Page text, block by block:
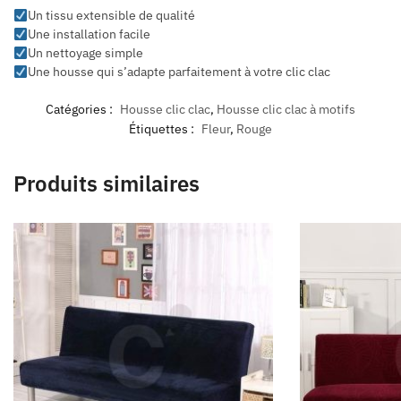
Un tissu extensible de qualité
Une installation facile
Un nettoyage simple
Une housse qui s’adapte parfaitement à votre clic clac
Catégories : Housse clic clac, Housse clic clac à motifs
Étiquettes : Fleur, Rouge
Produits similaires